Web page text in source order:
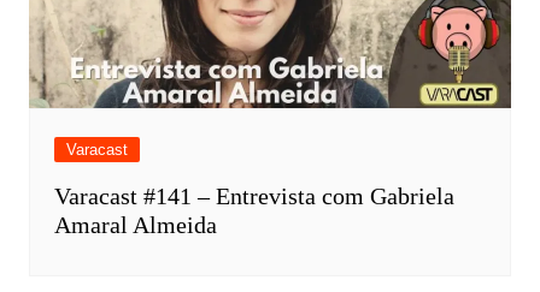
Varacast
Varacast #141 – Entrevista com Gabriela
Amaral Almeida